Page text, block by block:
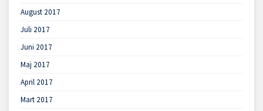
August 2017
Juli 2017
Juni 2017
Maj 2017
April 2017
Mart 2017